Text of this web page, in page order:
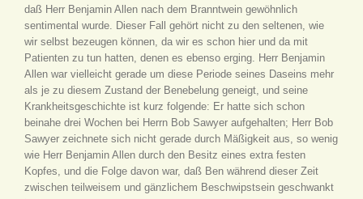
daß Herr Benjamin Allen nach dem Branntwein gewöhnlich
sentimental wurde. Dieser Fall gehört nicht zu den seltenen, wie
wir selbst bezeugen können, da wir es schon hier und da mit
Patienten zu tun hatten, denen es ebenso erging. Herr Benjamin
Allen war vielleicht gerade um diese Periode seines Daseins mehr
als je zu diesem Zustand der Benebelung geneigt, und seine
Krankheitsgeschichte ist kurz folgende: Er hatte sich schon
beinahe drei Wochen bei Herrn Bob Sawyer aufgehalten; Herr Bob
Sawyer zeichnete sich nicht gerade durch Mäßigkeit aus, so wenig
wie Herr Benjamin Allen durch den Besitz eines extra festen
Kopfes, und die Folge davon war, daß Ben während dieser Zeit
zwischen teilweisem und gänzlichem Beschwipstsein geschwankt